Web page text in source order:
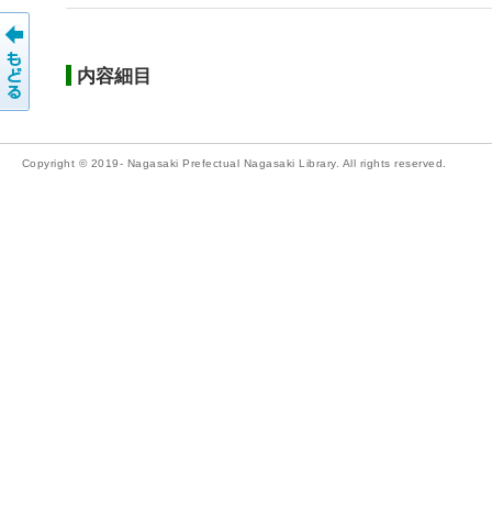
内容細目
Copyright © 2019- Nagasaki Prefectual Nagasaki Library. All rights reserved.